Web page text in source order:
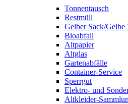
Tonnentausch
Restmüll
Gelber Sack/Gelbe
Bioabfall
Altpapier
Altglas
Gartenabfälle
Container-Service
Sperrgut
Elektro- und
Altkleider-